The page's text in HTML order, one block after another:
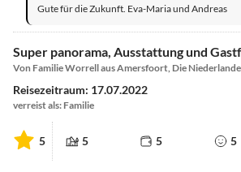
Gute für die Zukunft. Eva-Maria und Andreas
Super panorama, Ausstattung und
Von Familie Worrell aus Amersfoort, Die
Reisezeitraum: 17.07.2022
verreist als: Familie
5 5 5 5